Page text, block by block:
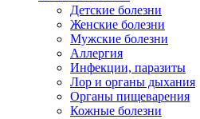
Детские болезни
Женские болезни
Мужские болезни
Аллергия
Инфекции, паразиты
Лор и органы дыхания
Органы пищеварения
Кожные болезни